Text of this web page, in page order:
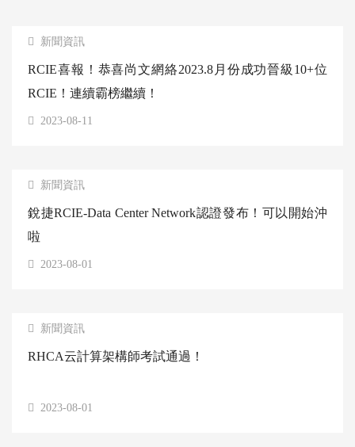
新聞資訊
RCIE喜報！恭喜尚文網絡2023.8月份成功晉級10+位
RCIE！連續霸榜繼續！
2023-08-11
新聞資訊
銳捷RCIE-Data Center Network認證發布！可以開始沖
啦
2023-08-01
新聞資訊
RHCA云計算架構師考試通過！
2023-08-01